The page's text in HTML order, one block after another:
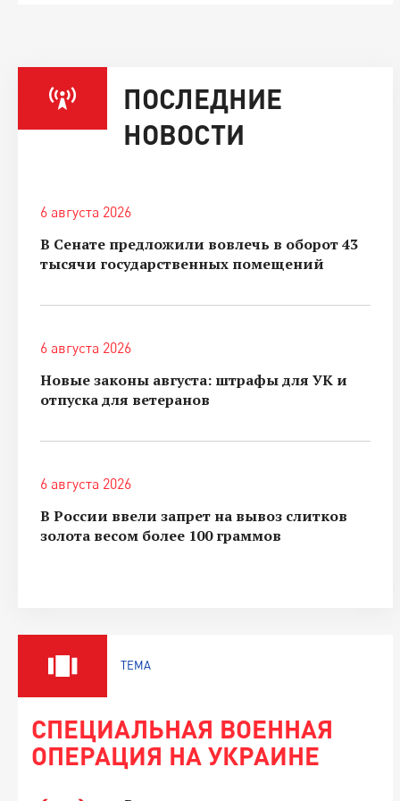
ПОСЛЕДНИЕ
НОВОСТИ
6 августа 2026
В Сенате предложили вовлечь в оборот 43
тысячи государственных помещений
6 августа 2026
Новые законы августа: штрафы для УК и
отпуска для ветеранов
6 августа 2026
В России ввели запрет на вывоз слитков
золота весом более 100 граммов
ТЕМА
СПЕЦИАЛЬНАЯ ВОЕННАЯ
ОПЕРАЦИЯ НА УКРАИНЕ